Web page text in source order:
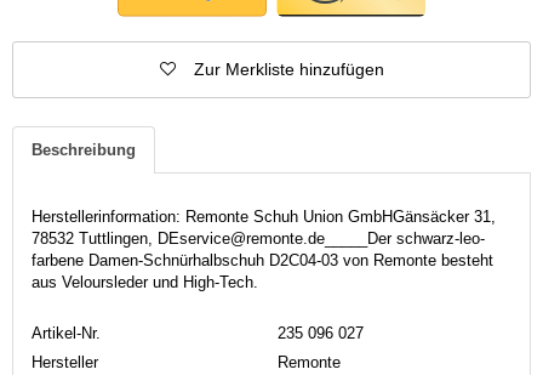
Zur Merkliste hinzufügen
Beschreibung
Herstellerinformation: Remonte Schuh Union GmbHGänsäcker 31,
78532 Tuttlingen, DEservice@remonte.de_____Der schwarz-leo-
farbene Damen-Schnürhalbschuh D2C04-03 von Remonte besteht
aus Veloursleder und High-Tech.
Artikel-Nr.
235 096 027
Hersteller
Remonte